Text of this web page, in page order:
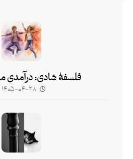
فلسفۀ شادی: درآمدی
۱۴۰۵-۰۴-۲۸